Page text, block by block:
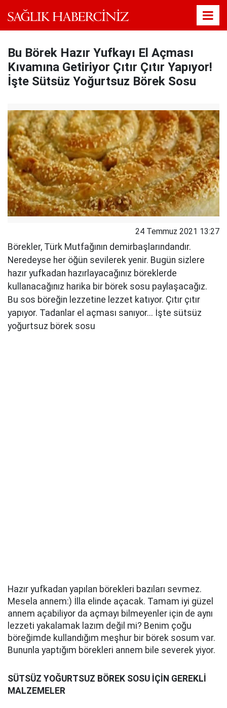
Bu Börek Hazır Yufkayı El Açması
Kıvamına Getiriyor Çıtır Çıtır Yapıyor!
İşte Sütsüz Yoğurtsuz Börek Sosu
24 Temmuz 2021 13:27
Börekler, Türk Mutfağının demirbaşlarındandır.
Neredeyse her öğün sevilerek yenir. Bugün sizlere
hazır yufkadan hazırlayacağınız böreklerde
kullanacağınız harika bir börek sosu paylaşacağız.
Bu sos böreğin lezzetine lezzet katıyor. Çıtır çıtır
yapıyor. Tadanlar el açması sanıyor... İşte sütsüz
yoğurtsuz börek sosu
Hazır yufkadan yapılan börekleri bazıları sevmez.
Mesela annem:) İlla elinde açacak. Tamam iyi güzel
annem açabiliyor da açmayı bilmeyenler için de aynı
lezzeti yakalamak lazım değil mi? Benim çoğu
böreğimde kullandığım meşhur bir börek sosum var.
Bununla yaptığım börekleri annem bile severek yiyor.
SÜTSÜZ YOĞURTSUZ BÖREK SOSU İÇİN GEREKLİ
MALZEMELER